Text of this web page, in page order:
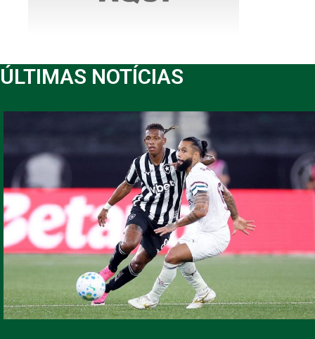
ÚLTIMAS NOTÍCIAS